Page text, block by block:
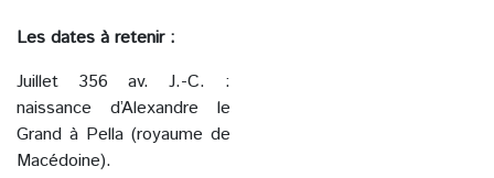
Les dates à retenir :
Juillet 356 av. J.-C. :
naissance d’Alexandre le
Grand à Pella (royaume de
Macédoine).